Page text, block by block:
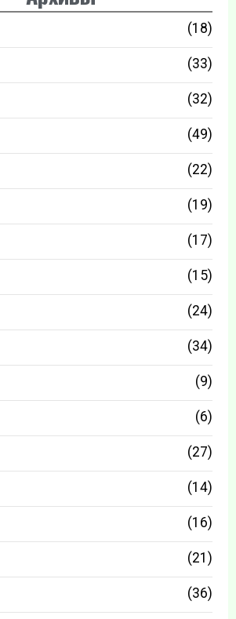
(18)
(33)
(32)
(49)
(22)
(19)
(17)
(15)
(24)
(34)
(9)
(6)
(27)
(14)
(16)
(21)
(36)